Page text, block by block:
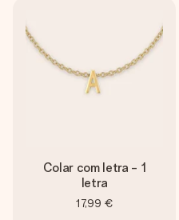
Colar com letra - 1
letra
17,99 €